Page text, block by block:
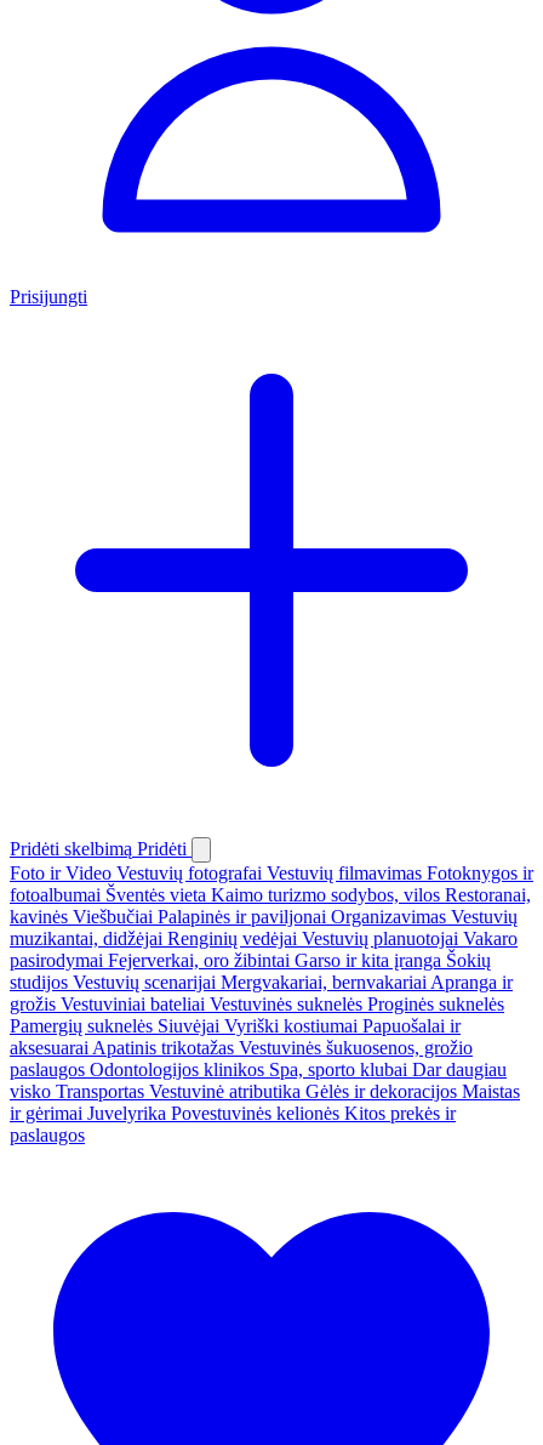
Prisijungti
Pridėti skelbimą Pridėti
Foto ir Video Vestuvių fotografai Vestuvių filmavimas Fotoknygos ir
fotoalbumai Šventės vieta Kaimo turizmo sodybos, vilos Restoranai,
kavinės Viešbučiai Palapinės ir paviljonai Organizavimas Vestuvių
muzikantai, didžėjai Renginių vedėjai Vestuvių planuotojai Vakaro
pasirodymai Fejerverkai, oro žibintai Garso ir kita įranga Šokių
studijos Vestuvių scenarijai Mergvakariai, bernvakariai Apranga ir
grožis Vestuviniai bateliai Vestuvinės suknelės Proginės suknelės
Pamergių suknelės Siuvėjai Vyriški kostiumai Papuošalai ir
aksesuarai Apatinis trikotažas Vestuvinės šukuosenos, grožio
paslaugos Odontologijos klinikos Spa, sporto klubai Dar daugiau
visko Transportas Vestuvinė atributika Gėlės ir dekoracijos Maistas
ir gėrimai Juvelyrika Povestuvinės kelionės Kitos prekės ir
paslaugos